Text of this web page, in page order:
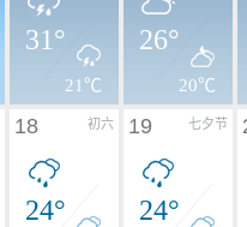
31°
21℃
26°
20℃
初六
18
24°
七夕节
19
24°